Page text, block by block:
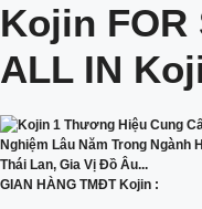
Kojin FOR
ALL IN
GIAN HÀNG TMĐT Kojin :